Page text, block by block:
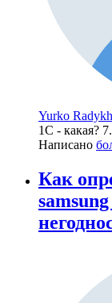
Yurko Radykh
1С - какая?
Написано
Как